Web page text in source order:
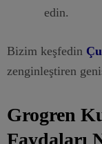
edin.
Bizim keşfedin
zenginleştiren
Grogren
Faydaları